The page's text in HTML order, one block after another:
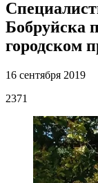
Бобруйска
городском
16 сентября 2019
2371